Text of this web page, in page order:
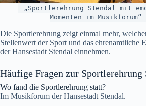
„Sportlerehrung Stendal mit
Momenten im Musikforum“
Die Sportlerehrung zeigt einmal mehr,
Stellenwert der Sport und das ehrenamtliche
der Hansestadt Stendal einnehmen.
Häufige Fragen zur Sportlerehrung
Wo fand die Sportlerehrung statt?
Im Musikforum der Hansestadt Stendal.